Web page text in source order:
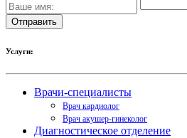
Услуги:
Врачи-специалисты
Врач кардиолог
Врач акушер-гинеколог
Диагностическое отделение